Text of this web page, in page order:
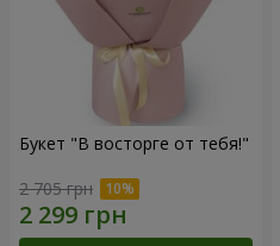
Букет "В восторге от тебя!"
2 705 грн